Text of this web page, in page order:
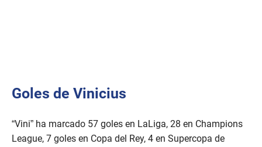
Goles de Vinicius
“Vini” ha marcado 57 goles en LaLiga, 28 en Champions
League, 7 goles en Copa del Rey, 4 en Supercopa de